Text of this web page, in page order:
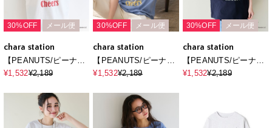
30%OFF メール便
chara station
【PEANUTS/ピーナッ
ツ】SNOOPY/スヌー
ト半袖Tシャツ
¥1,532¥2,189
30%OFF メール便
chara station
【PEANUTS/ピーナッ
ツ】SNOOPY/スヌー
ト半袖Tシャツ
¥1,532¥2,189
30%OFF メール便
chara station
【PEANUTS/ピーナッ
ツ】SNOOPY/スヌー
¥1,532¥2,189